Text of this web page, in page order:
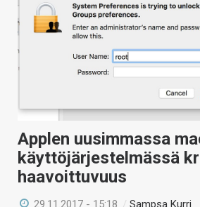
Applen uusimmassa
käyttöjärjestelmässä
haavoittuvuus
29.11.2017 - 15:18 /Sampsa Kurri